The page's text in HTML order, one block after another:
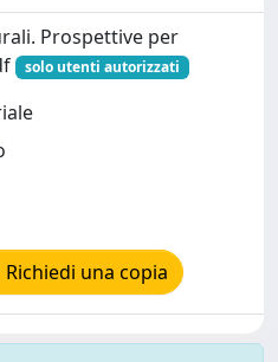
Prospettive per
solo utenti autorizzati
Richiedi una copia